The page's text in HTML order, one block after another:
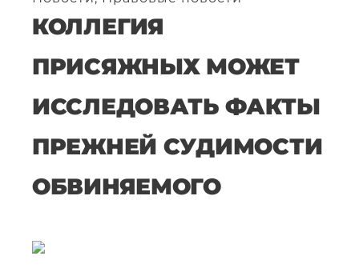
КОЛЛЕГИЯ
ПРИСЯЖНЫХ МОЖЕТ
ИССЛЕДОВАТЬ ФАКТЫ
ПРЕЖНЕЙ СУДИМОСТИ
ОБВИНЯЕМОГО